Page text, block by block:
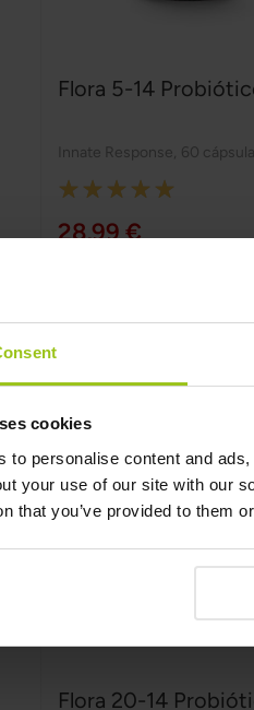
cookies
to personalise content and
your use of our site with our
that you’ve provided to them
Flora 5-14
Innate Response 60
Rating:
100%
28,99 €
Flora 20-14